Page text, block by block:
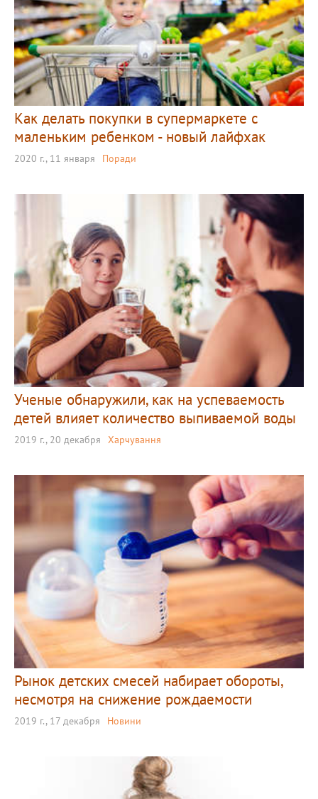
Как делать покупки в супермаркете с
маленьким ребенком - новый лайфхак
2020 г., 11 января Поради
Ученые обнаружили, как на успеваемость
детей влияет количество выпиваемой воды
2019 г., 20 декабря Харчування
Рынок детских смесей набирает обороты,
несмотря на снижение рождаемости
2019 г., 17 декабря Новини